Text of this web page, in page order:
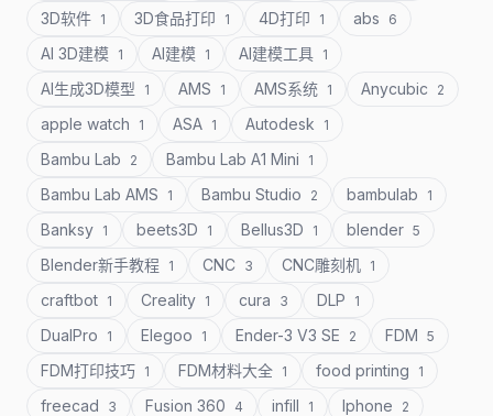
3D软件 1 3D食品打印 1 4D打印 1 abs 6
AI 3D建模 1 AI建模 1 AI建模工具 1
AI生成3D模型 1 AMS 1 AMS系统 1 Anycubic 2
apple watch 1 ASA 1 Autodesk 1
Bambu Lab 2 Bambu Lab A1 Mini 1
Bambu Lab AMS 1 Bambu Studio 2 bambulab 1
Banksy 1 beets3D 1 Bellus3D 1 blender 5
Blender新手教程 1 CNC 3 CNC雕刻机 1
craftbot 1 Creality 1 cura 3 DLP 1
DualPro 1 Elegoo 1 Ender-3 V3 SE 2 FDM 5
FDM打印技巧 1 FDM材料大全 1 food printing 1
freecad 3 Fusion 360 4 infill 1 Iphone 2